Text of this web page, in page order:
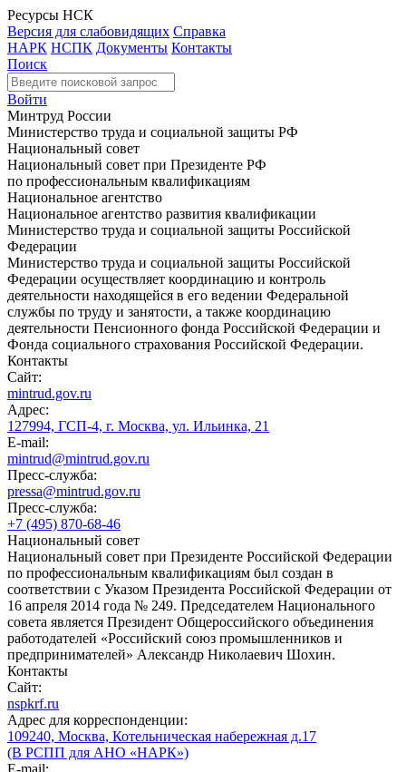
Ресурсы НСК
Версия для слабовидящих Справка
НАРК НСПК Документы Контакты
Поиск
Войти
Минтруд России
Министерство труда и социальной защиты РФ
Национальный совет
Национальный совет при Президенте РФ
по профессиональным квалификациям
Национальное агентство
Национальное агентство развития квалификации
Министерство труда и социальной защиты Российской
Федерации
Министерство труда и социальной защиты Российской
Федерации осуществляет координацию и контроль
деятельности находящейся в его ведении Федеральной
службы по труду и занятости, а также координацию
деятельности Пенсионного фонда Российской Федерации и
Фонда социального страхования Российской Федерации.
Контакты
Сайт:
mintrud.gov.ru
Адрес:
127994, ГСП-4, г. Москва, ул. Ильинка, 21
E-mail:
mintrud@mintrud.gov.ru
Пресс-служба:
pressa@mintrud.gov.ru
Пресс-служба:
+7 (495) 870-68-46
Национальный совет
Национальный совет при Президенте Российской Федерации
по профессиональным квалификациям был создан в
соответствии с Указом Президента Российской Федерации от
16 апреля 2014 года № 249. Председателем Национального
совета является Президент Общероссийского объединения
работодателей «Российский союз промышленников и
предпринимателей» Александр Николаевич Шохин.
Контакты
Сайт:
nspkrf.ru
Адрес для корреспонденции:
109240, Москва, Котельническая набережная д.17
(В РСПП для АНО «НАРК»)
E-mail: